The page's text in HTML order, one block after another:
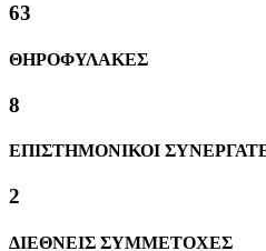
63
ΘΗΡΟΦΥΛΑΚΕΣ
8
ΕΠΙΣΤΗΜΟΝΙΚΟΙ
2
ΔΙΕΘΝΕΙΣ ΣΥΜΜΕΤΟΧΕΣ